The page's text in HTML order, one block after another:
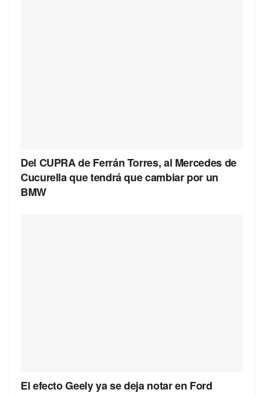
Del CUPRA de Ferrán Torres, al Mercedes de
Cucurella que tendrá que cambiar por un
BMW
El efecto Geely ya se deja notar en Ford